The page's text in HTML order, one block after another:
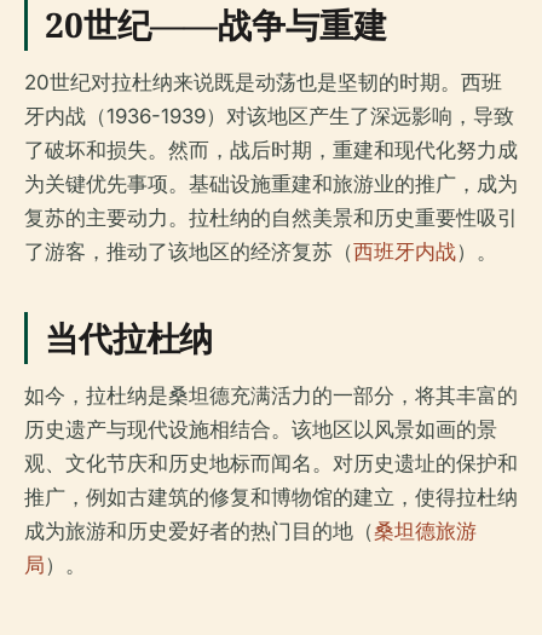
20世纪——战争与重建
20世纪对拉杜纳来说既是动荡也是坚韧的时期。西班
牙内战（1936-1939）对该地区产生了深远影响，导致
了破坏和损失。然而，战后时期，重建和现代化努力成
为关键优先事项。基础设施重建和旅游业的推广，成为
复苏的主要动力。拉杜纳的自然美景和历史重要性吸引
了游客，推动了该地区的经济复苏（西班牙内战）。
当代拉杜纳
如今，拉杜纳是桑坦德充满活力的一部分，将其丰富的
历史遗产与现代设施相结合。该地区以风景如画的景
观、文化节庆和历史地标而闻名。对历史遗址的保护和
推广，例如古建筑的修复和博物馆的建立，使得拉杜纳
成为旅游和历史爱好者的热门目的地（桑坦德旅游
局）。